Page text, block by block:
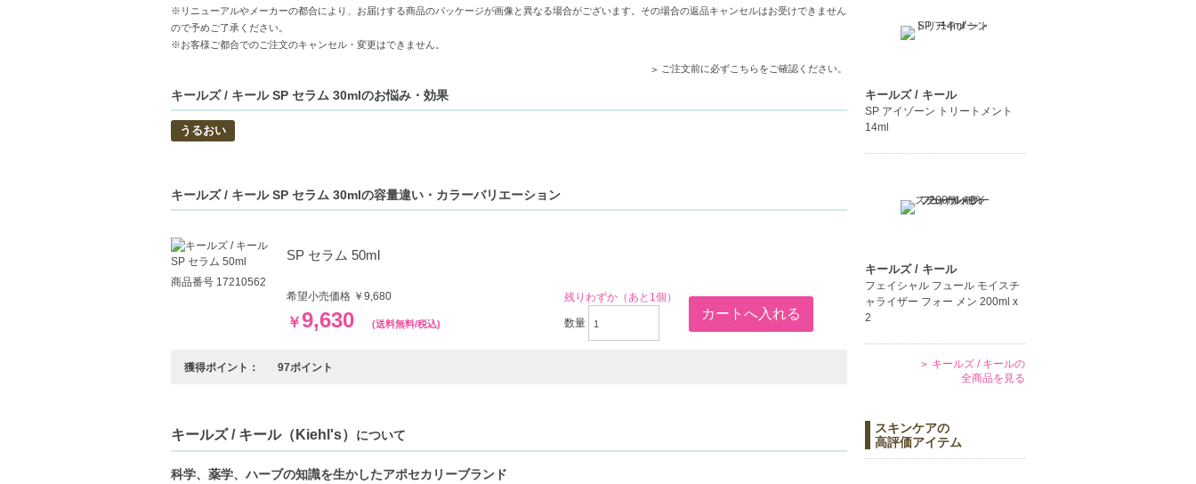
【こんな方へおすすめ】
肌の乾燥やハリ感が気になる方
外的環境によるダメージが心配な方
※リニューアルやメーカーの都合により、お届けする商品のパッケージが画像と異なる場合がございます。その場合の返品キャンセルはお受けできません
ので予めご了承ください。
※お客様ご都合でのご注文のキャンセル・変更はできません。
ご注文前に必ずこちらをご確認ください。
キールズ / キール SP セラム 30mlのお悩み・効果
うるおい
キールズ / キール SP セラム 30mlの容量違い・カラーバリエーション
商品番号 17210562
SP セラム 50ml
希望小売価格 ￥9,680
￥9,630 (送料無料/税込)
残りわずか（あと1個）
数量
獲得ポイント： 97ポイント
キールズ / キール（Kiehl's） について
科学、薬学、ハーブの知識を生かしたアポセカリーブランド
キールズ / キール
SP アイゾーン トリートメント
14ml
キールズ / キール
フェイシャル フュール モイスチ
ャライザー フォー メン 200ml x
2
キールズ / キールの
全商品を見る
スキンケアの
高評価アイテム